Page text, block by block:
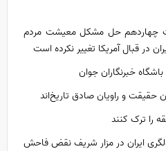
چهاردهم حل مشکل معیشت مردم
در قبال آمریکا تغییر نکرده است
خبرنگاران جوان
حقیقت و راویان صادق تاریخ‌اند
را ترک کنند
ایران در مزار شریف نقض فاحش